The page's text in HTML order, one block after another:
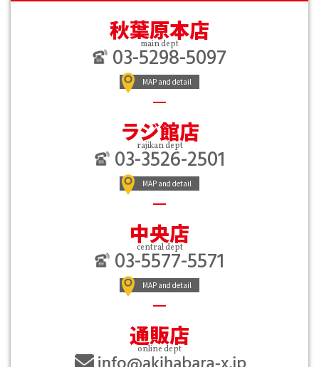
秋葉原本店
main dept
03-5298-5097
MAP and detail
ラジ館店
rajikan dept
03-3526-2501
MAP and detail
中央店
central dept
03-5577-5571
MAP and detail
通販店
online dept